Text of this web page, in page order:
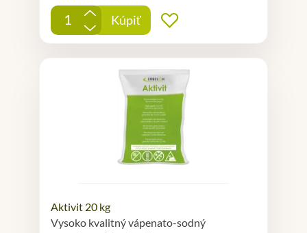
+
-
Kúpiť
Aktivit 20 kg
Vysoko kvalitný vápenato-sodný